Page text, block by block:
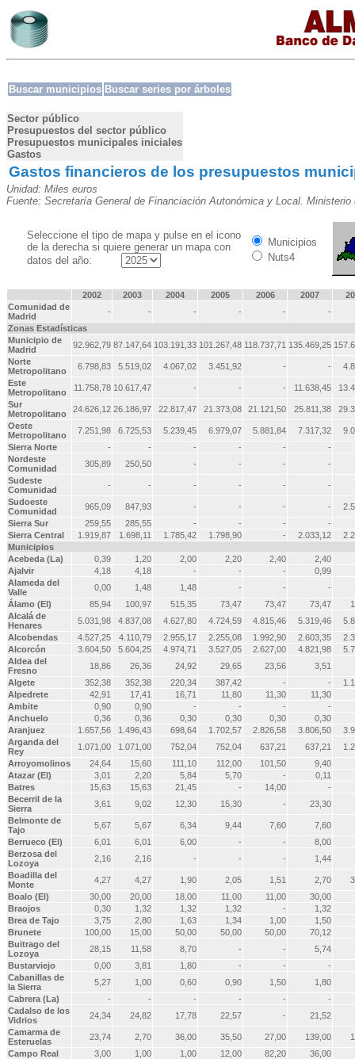
Buscar municipios Buscar series por árboles
Sector público
Presupuestos del sector público
Presupuestos municipales iniciales
Gastos
Gastos financieros de los presupuestos
Unidad: Miles euros
Fuente: Secretaría General de Financiación Autonómica y Local. Ministerio
Seleccione el tipo de mapa y pulse en el icono
de la derecha si quiere generar un mapa con
datos del año:
Municipios
Nuts4
2002 2003 2004 2005 2006 2007
Comunidad de
Madrid
- - - - -
-
Zonas Estadísticas
Municipio de
Madrid
92.962,79 87.147,64 103.191,33 101.267,48 118.737,71 135.469,25
Norte
Metropolitano
6.798,83 5.519,02 4.067,02 3.451,92 - -
Este
Metropolitano
11.758,78 10.617,47 - - - 11.638,45
Sur
Metropolitano
24.626,12 26.186,97 22.817,47 21.373,08 21.121,50 25.811,38
Oeste
Metropolitano
7.251,98 6.725,53 5.239,45 6.979,07 5.881,84 7.317,32
Sierra Norte
- - - - -
-
Nordeste
Comunidad
305,89 250,50 - - -
-
Sudeste
Comunidad
- - - - -
-
Sudoeste
Comunidad
965,09 847,93 - - - -
Sierra Sur
259,55 285,55 - - -
-
Sierra Central
1.919,87 1.698,11 1.785,42 1.798,90 - 2.033,12
Municipios
Acebeda (La)
0,39 1,20 2,00 2,20 2,40
2,40
Ajalvir
4,18 4,18 - - -
0,99
Alameda del
Valle
0,00 1,48 1,48 - -
-
Álamo (El)
85,94 100,97 515,35 73,47 73,47 73,47
Alcalá de
Henares
5.031,98 4.837,08 4.627,80 4.724,59 4.815,46 5.319,46
Alcobendas
4.527,25 4.110,79 2.955,17 2.255,08 1.992,90 2.603,35
Alcorcón
3.604,50 5.604,25 4.974,71 3.527,05 2.627,00 4.821,98
Aldea del
Fresno
18,86 26,36 24,92 29,65 23,56
3,51
Algete
352,38 352,38 220,34 387,42 - -
Alpedrete
42,91 17,41 16,71 11,80 11,30
11,30
Ambite
0,90 0,90 - - -
-
Anchuelo
0,36 0,36 0,30 0,30 0,30
0,30
Aranjuez
1.657,56 1.496,43 698,64 1.702,57 2.826,58 3.806,50
Arganda del
Rey
1.071,00 1.071,00 752,04 752,04 637,21 637,21
Arroyomolinos
24,64 15,60 111,10 112,00 101,50
9,40
Atazar (El)
3,01 2,20 5,84 5,70 -
0,11
Batres
15,63 15,63 21,45 - 14,00
-
Becerril de la
Sierra
3,61 9,02 12,30 15,30 -
23,30
Belmonte de
Tajo
5,67 5,67 6,34 9,44 7,60
7,60
Berrueco (El)
6,01 6,01 6,00 - -
8,00
Berzosa del
Lozoya
2,16 2,16 - - -
1,44
Boadilla del
Monte
4,27 4,27 1,90 2,05 1,51 2,70
Boalo (El)
30,00 20,00 18,00 11,00 11,00
30,00
Braojos
0,30 1,32 1,32 1,32 -
1,32
Brea de Tajo
3,75 2,80 1,63 1,34 1,00
1,50
Brunete
100,00 15,00 50,00 50,00 50,00
70,12
Buitrago del
Lozoya
28,15 11,58 8,70 - -
5,74
Bustarviejo
0,00 3,81 1,80 - -
-
Cabanillas de
la Sierra
5,27 1,00 0,60 0,90 1,50
1,80
Cabrera (La)
- - - - -
-
Cadalso de los
Vidrios
24,34 24,82 17,78 22,57 -
21,52
Camarma de
Esteruelas
23,74 2,70 36,00 35,50 27,00 139,00
Campo Real
3,00 1,00 1,00 12,00 82,20
36,00